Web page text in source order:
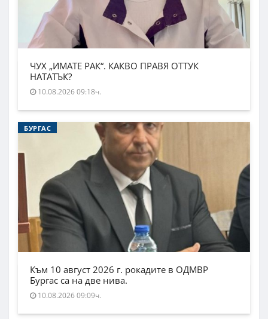
ЧУХ „ИМАТЕ РАК“. КАКВО ПРАВЯ ОТТУК
НАТАТЪК?
10.08.2026 09:18ч.
БУРГАС
Към 10 август 2026 г. рокадите в ОДМВР
Бургас са на две нива.
10.08.2026 09:09ч.